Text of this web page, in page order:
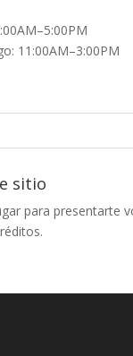
11:00AM–3:00PM
sitio
para presentarte